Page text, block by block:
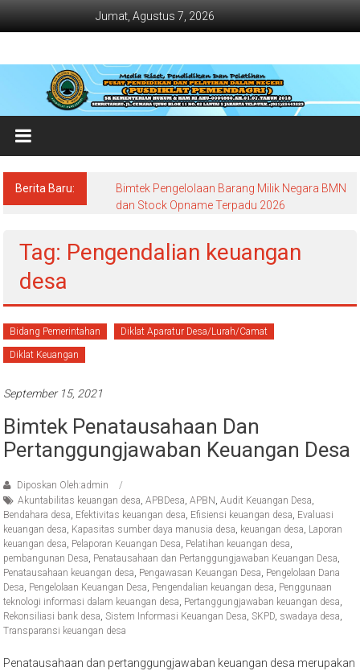
Jumat, Agustus 7, 2026
Jadwal
Bimtek
dan
Diklat
Terbaru
Dan
Berita Baru:
Bimtek Pengelolaan Barang Milik Negara BMN
dan Stock Opname Terpadu 2026
Tag: Pengendalian keuangan
desa
Bidang Pemerintahan Diklat Aparatur Desa/Lurah/Camat
Diklat Keuangan
September 15, 2021
Bimtek Penatausahaan Dan
Pertanggungjawaban Keuangan Desa
Diposkan Oleh:admin
Akuntabilitas keuangan desa,APBDesa,APBN ,Audit Keuangan Desa,
Bendahara desa, Efektivitas keuangan desa, Efisiensi keuangan desa, Evaluasi
keuangan desa, Kapasitas sumber daya manusia desa, keuangan desa, Laporan
keuangan desa, Pelaporan Keuangan Desa, Pelatihan keuangan desa,
pembangunan Desa, Penatausahaan dan Pertanggungjawaban Keuangan Desa,
Penatausahaan keuangan desa, Pengawasan Keuangan Desa, Pengelolaan Dana
Desa, Pengelolaan Keuangan Desa, Pengendalian keuangan desa, Penggunaan
teknologi informasi dalam keuangan desa, Pertanggungjawaban keuangan desa,
Rekonsiliasi bank desa,Sistem Informasi Keuangan Desa,SKPD, swadaya desa,
Transparansi keuangan desa
Penatausahaan dan pertanggungjawaban keuangan desa merupakan